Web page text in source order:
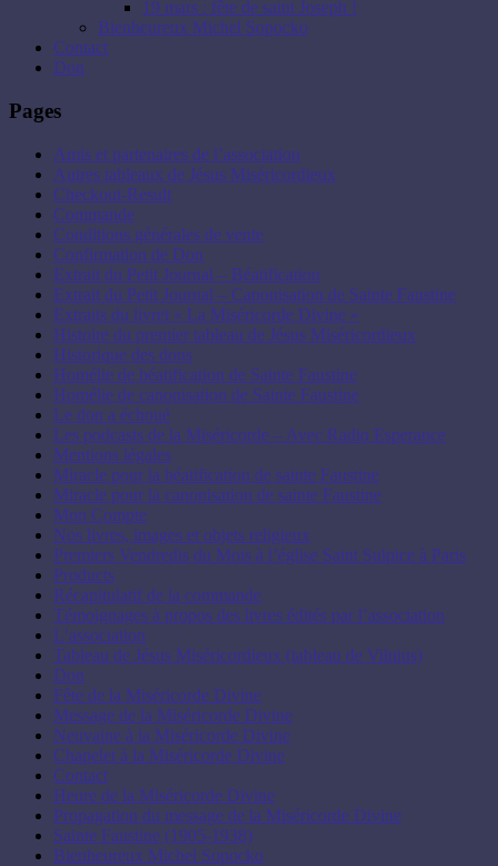
19 mars : fête de saint Joseph !
Bienheureux Michel Sopocko
Contact
Don
Pages
Amis et partenaires de l’association
Autres tableaux de Jésus Miséricordieux
Checkout-Result
Commande
Conditions générales de vente
Confirmation de Don
Extrait du Petit Journal – Béatification
Extrait du Petit Journal – Canonisation de Sainte Faustine
Extraits du livret « La Miséricorde Divine »
Histoire du premier tableau de Jésus Miséricordieux
Historique des dons
Homélie de béatification de Sainte Faustine
Homélie de canonisation de Sainte Faustine
Le don a échoué
Les podcasts de la Miséricorde – Avec Radio Esperance
Mentions légales
Miracle pour la béatification de sainte Faustine
Miracle pour la canonisation de sainte Faustine
Mon Compte
Nos livres, images et objets religieux
Premiers Vendredis du Mois à l’église Saint Sulpice à Paris
Products
Récapitulatif de la commande
Témoignages à propos des livres édités par l’association
L’association
Tableau de Jésus Miséricordieux (tableau de Vilnius)
Don
Fête de la Miséricorde Divine
Message de la Miséricorde Divine
Neuvaine à la Miséricorde Divine
Chapelet à la Miséricorde Divine
Contact
Heure de la Miséricorde Divine
Propagation du message de la Miséricorde Divine
Sainte Faustine (1905-1938)
Bienheureux Michel Sopocko